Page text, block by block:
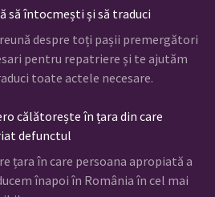
să întocmești și să traduci
despre toți pașii premergători
pentru repatriere și te ajutăm
toate actele necesare.
călătorește în țara din care
defunctul
țara în care persoana apropiată a
înapoi în România în cel mai